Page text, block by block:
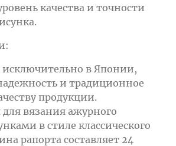
качества и точности
исключительно в Японии,
и традиционное
продукции.
вязания ажурного
в стиле классического
рапорта составляет 24